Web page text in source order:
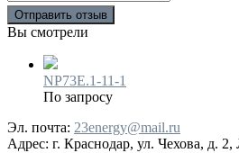
Отправить отзыв
Вы смотрели
NP73E.1-11-1
По запросу
Эл. почта: 23energy@mail.ru
Адрес: г. Краснодар, ул. Чехова, д.